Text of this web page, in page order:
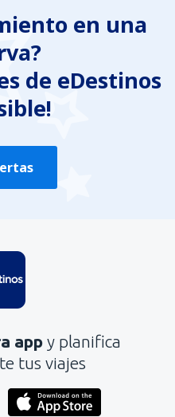
en una
de eDestinos
app y planifica
tus viajes